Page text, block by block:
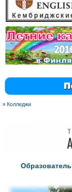
» Колледжи